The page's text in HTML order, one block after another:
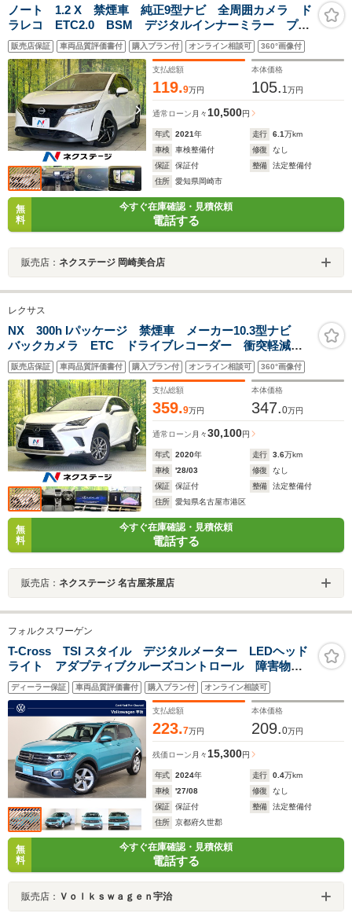
置
シート・オー
ミラー・シー
ルテーブル
ノート 1.2 X 禁煙車 純正9型ナビ 全周囲カメラ ド
ラレコ ETC2.0 BSM デジタルインナーミラー プロ
パイロット Bluetooth再生 純正16インチアルミ エマ
ージェンシーブレーキ コーナーセンサー
販売店保証 車両品質評価書付 購入プラン付 オンライン相談可 360°画像付
支払総額
119.9万円
本体価格
105. 1万円
通常ローン 月々 10,500円
年式 2021年 走行 6.1万km
車検
車検整備付 修復
なし
保証
保証付 整備
法定整備付
住所
愛知県岡崎市
無
料
今すぐ在庫確認・見積依頼
電話する
販売店： ネクステージ 岡崎美合店
レクサス
NX 300h Iパッケージ 禁煙車 メーカー10.3型ナビ
バックカメラ ETC ドライブレコーダー 衝突軽減
レーダークルーズコントロール LEDヘッドライト シ
ートヒーター パワーバックドア
販売店保証 車両品質評価書付 購入プラン付 オンライン相談可 360°画像付
支払総額
359.9万円
本体価格
347.0万円
通常ローン 月々30,100円
年式 2020年 走行 3.6万km
車検
'28/03 修復
なし
保証
保証付 整備
法定整備付
住所
愛知県名古屋市港区
無
料
今すぐ在庫確認・見積依頼
電話する
販売店： ネクステージ 名古屋茶屋店
フォルクスワーゲン
T-Cross TSI スタイル デジタルメーター LEDヘッド
ライト アダプティブクルーズコントロール 障害物セ
ンサー 後方死角検知機能付 オートライト 純正アル
ミホイール Discover Proパッケージ
ディーラー保証 車両品質評価書付 購入プラン付 オンライン相談可
支払総額
223.7万円
本体価格
209.0万円
残価ローン 月々 15,300円
年式 2024年 走行 0.4万km
車検
'27/08 修復
なし
保証
保証付 整備
法定整備付
住所
京都府久世郡
無
料
今すぐ在庫確認・見積依頼
電話する
販売店： Ｖｏｌｋｓｗａｇｅｎ宇治